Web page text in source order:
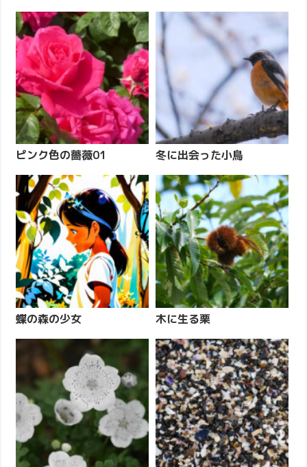
ピンク色の薔薇01 冬に出会った小鳥
蝶の森の少女 木に生る栗